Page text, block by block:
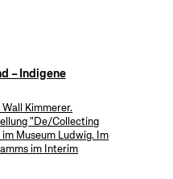
– Indigene
Wall Kimmerer.
"De/Collecting
Museum Ludwig. Im
im Interim